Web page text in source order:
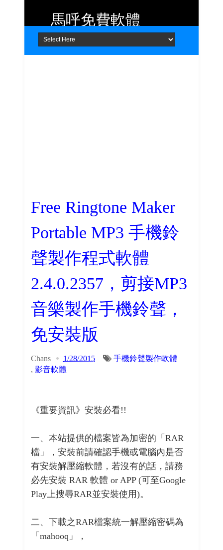
Home About Contact
馬呼免費軟體
提供 Android、iOS 好用的手機應用
程式及 Windows 免費軟體
Free Ringtone Maker
Portable MP3 手機鈴
聲製作程式軟體
2.4.0.2357，剪接MP3
音樂製作手機鈴聲，
免安裝版
Chans 1/28/2015
手機鈴聲製作軟體
, 影音軟體
《重要資訊》安裝必看!!
一、本站提供的檔案皆為加密的「RAR
檔」，安裝前請確認手機或電腦內是否
有安裝解壓縮軟體，若沒有的話，請務
必先安裝 RAR 軟體 or APP (可至Google
Play上搜尋RAR並安裝使用)。
二、下載之RAR檔案統一解壓縮密碼為
「mahooq」，